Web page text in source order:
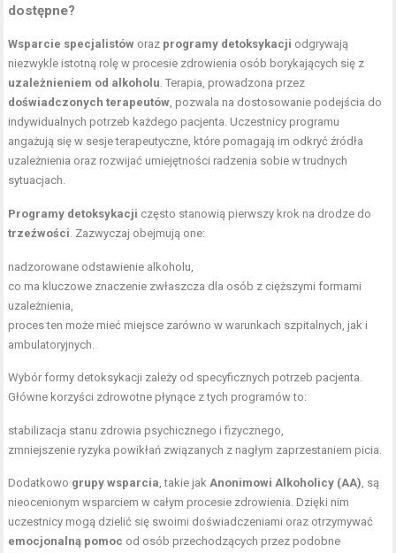
dostępne?
Wsparcie specjalistów oraz programy detoksykacji odgrywają
niezwykle istotną rolę w procesie zdrowienia osób borykających się z
uzależnieniem od alkoholu . Terapia, prowadzona przez
doświadczonych terapeutów , pozwala na dostosowanie podejścia do
indywidualnych potrzeb każdego pacjenta. Uczestnicy programu
angażują się w sesje terapeutyczne, które pomagają im odkryć źródła
uzależnienia oraz rozwijać umiejętności radzenia sobie w trudnych
sytuacjach.
Programy detoksykacji często stanowią pierwszy krok na drodze do
trzeźwości . Zazwyczaj obejmują one:
nadzorowane odstawienie alkoholu,
co ma kluczowe znaczenie zwłaszcza dla osób z cięższymi formami
uzależnienia,
proces ten może mieć miejsce zarówno w warunkach szpitalnych, jak i
ambulatoryjnych.
Wybór formy detoksykacji zależy od specyficznych potrzeb pacjenta.
Główne korzyści zdrowotne płynące z tych programów to:
stabilizacja stanu zdrowia psychicznego i fizycznego,
zmniejszenie ryzyka powikłań związanych z nagłym zaprzestaniem picia.
Dodatkowo grupy wsparcia , takie jak Anonimowi Alkoholicy (AA) , są
nieocenionym wsparciem w całym procesie zdrowienia. Dzięki nim
uczestnicy mogą dzielić się swoimi doświadczeniami oraz otrzymywać
emocjonalną pomoc od osób przechodzących przez podobne